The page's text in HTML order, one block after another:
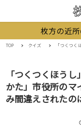
枚方の近
TOP クイズ 「つくつくほうし」「ま
「つくつくほう
かた」市役所のマ
み間違えされたの